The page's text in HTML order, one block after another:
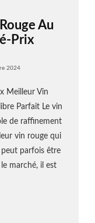
Au
Prix
2024
Meilleur Vin
Parfait Le vin
de raffinement
vin rouge qui
parfois être
marché, il est